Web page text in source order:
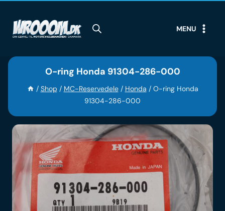
content
MENU
O-ring Honda 91304-286-000
/ Shop / MC-Reservedele / Honda / O-ring Honda
91304-286-000